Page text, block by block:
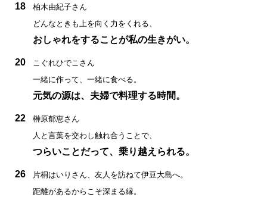
18
柏木由紀子さん
どんなときも上を向く力をくれる、
おしゃれをすることが私の生きがい。
20
こぐれひでこさん
一緒に作って、一緒に食べる。
元気の源は、夫婦で料理する時間。
22
榊原郁恵さん
人と言葉を交わし触れ合うことで、
つらいことだって、乗り越えられる。
26
片桐はいりさん、友人を訪ねて伊豆大島へ。
距離があるからこそ深まる縁。